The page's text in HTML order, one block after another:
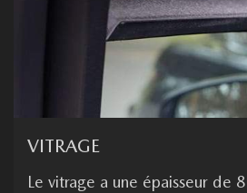
VITRAGE
Le vitrage a une épaisseur de